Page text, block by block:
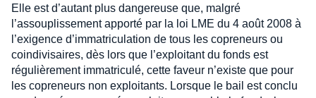
Elle est d’autant plus dangereuse que, malgré
l’assouplissement apporté par la loi LME du 4 août 2008 à
l’exigence d’immatriculation de tous les copreneurs ou
coindivisaires, dès lors que l’exploitant du fonds est
régulièrement immatriculé, cette faveur n’existe que pour
les copreneurs non exploitants. Lorsque le bail est conclu